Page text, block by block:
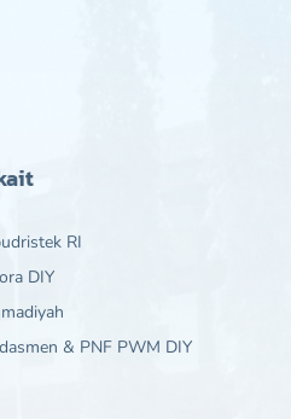
RI
DIY
& PNF PWM DIY